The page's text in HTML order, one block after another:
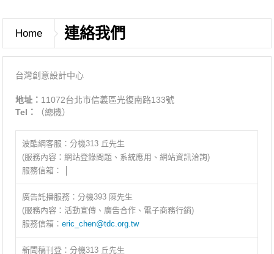
Home 連絡我們
台灣創意設計中心
地址： 11072台北市信義區光復南路133號
Tel：
（總機）
波酷網客服：分機313 丘先生
(服務內容：網站登錄問題、系統應用、網站資訊洽詢)
服務信箱： │
廣告託播服務：分機393 陳先生
(服務內容：活動宣傳、廣告合作、電子商務行銷)
服務信箱：eric_chen@tdc.org.tw
新聞稿刊登：分機313 丘先生